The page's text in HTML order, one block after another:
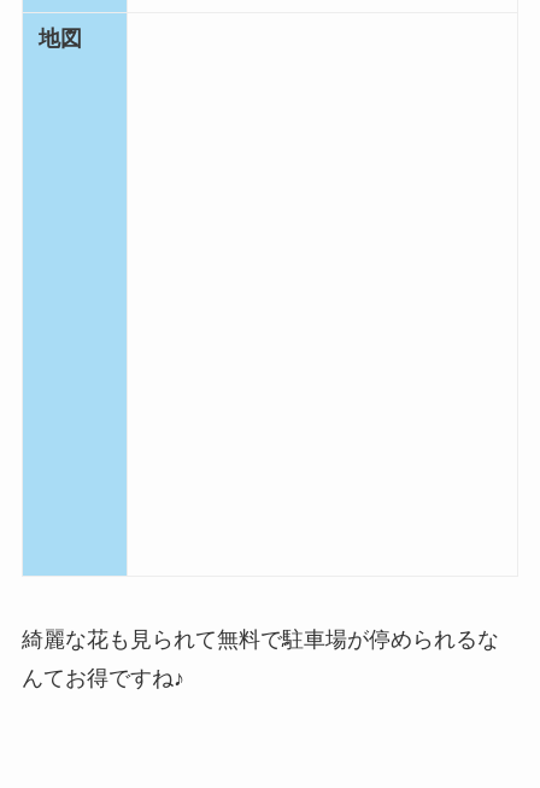
地図
綺麗な花も見られて無料で駐車場が停められるな
んてお得ですね♪